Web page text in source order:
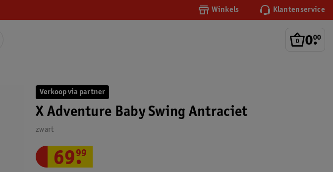
Winkels Klantenservice
0.
00
Verkoop via partner
X Adventure Baby Swing Antraciet
zwart
69.
99